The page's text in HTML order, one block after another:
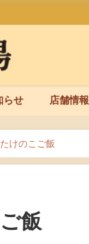
らせ 店舗情報
けのこご飯
飯